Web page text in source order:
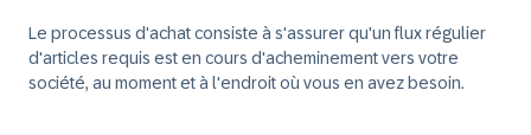
Le processus d'achat consiste à s'assurer qu'un flux régulier
d'articles requis est en cours d'acheminement vers votre
société, au moment et à l'endroit où vous en avez besoin.